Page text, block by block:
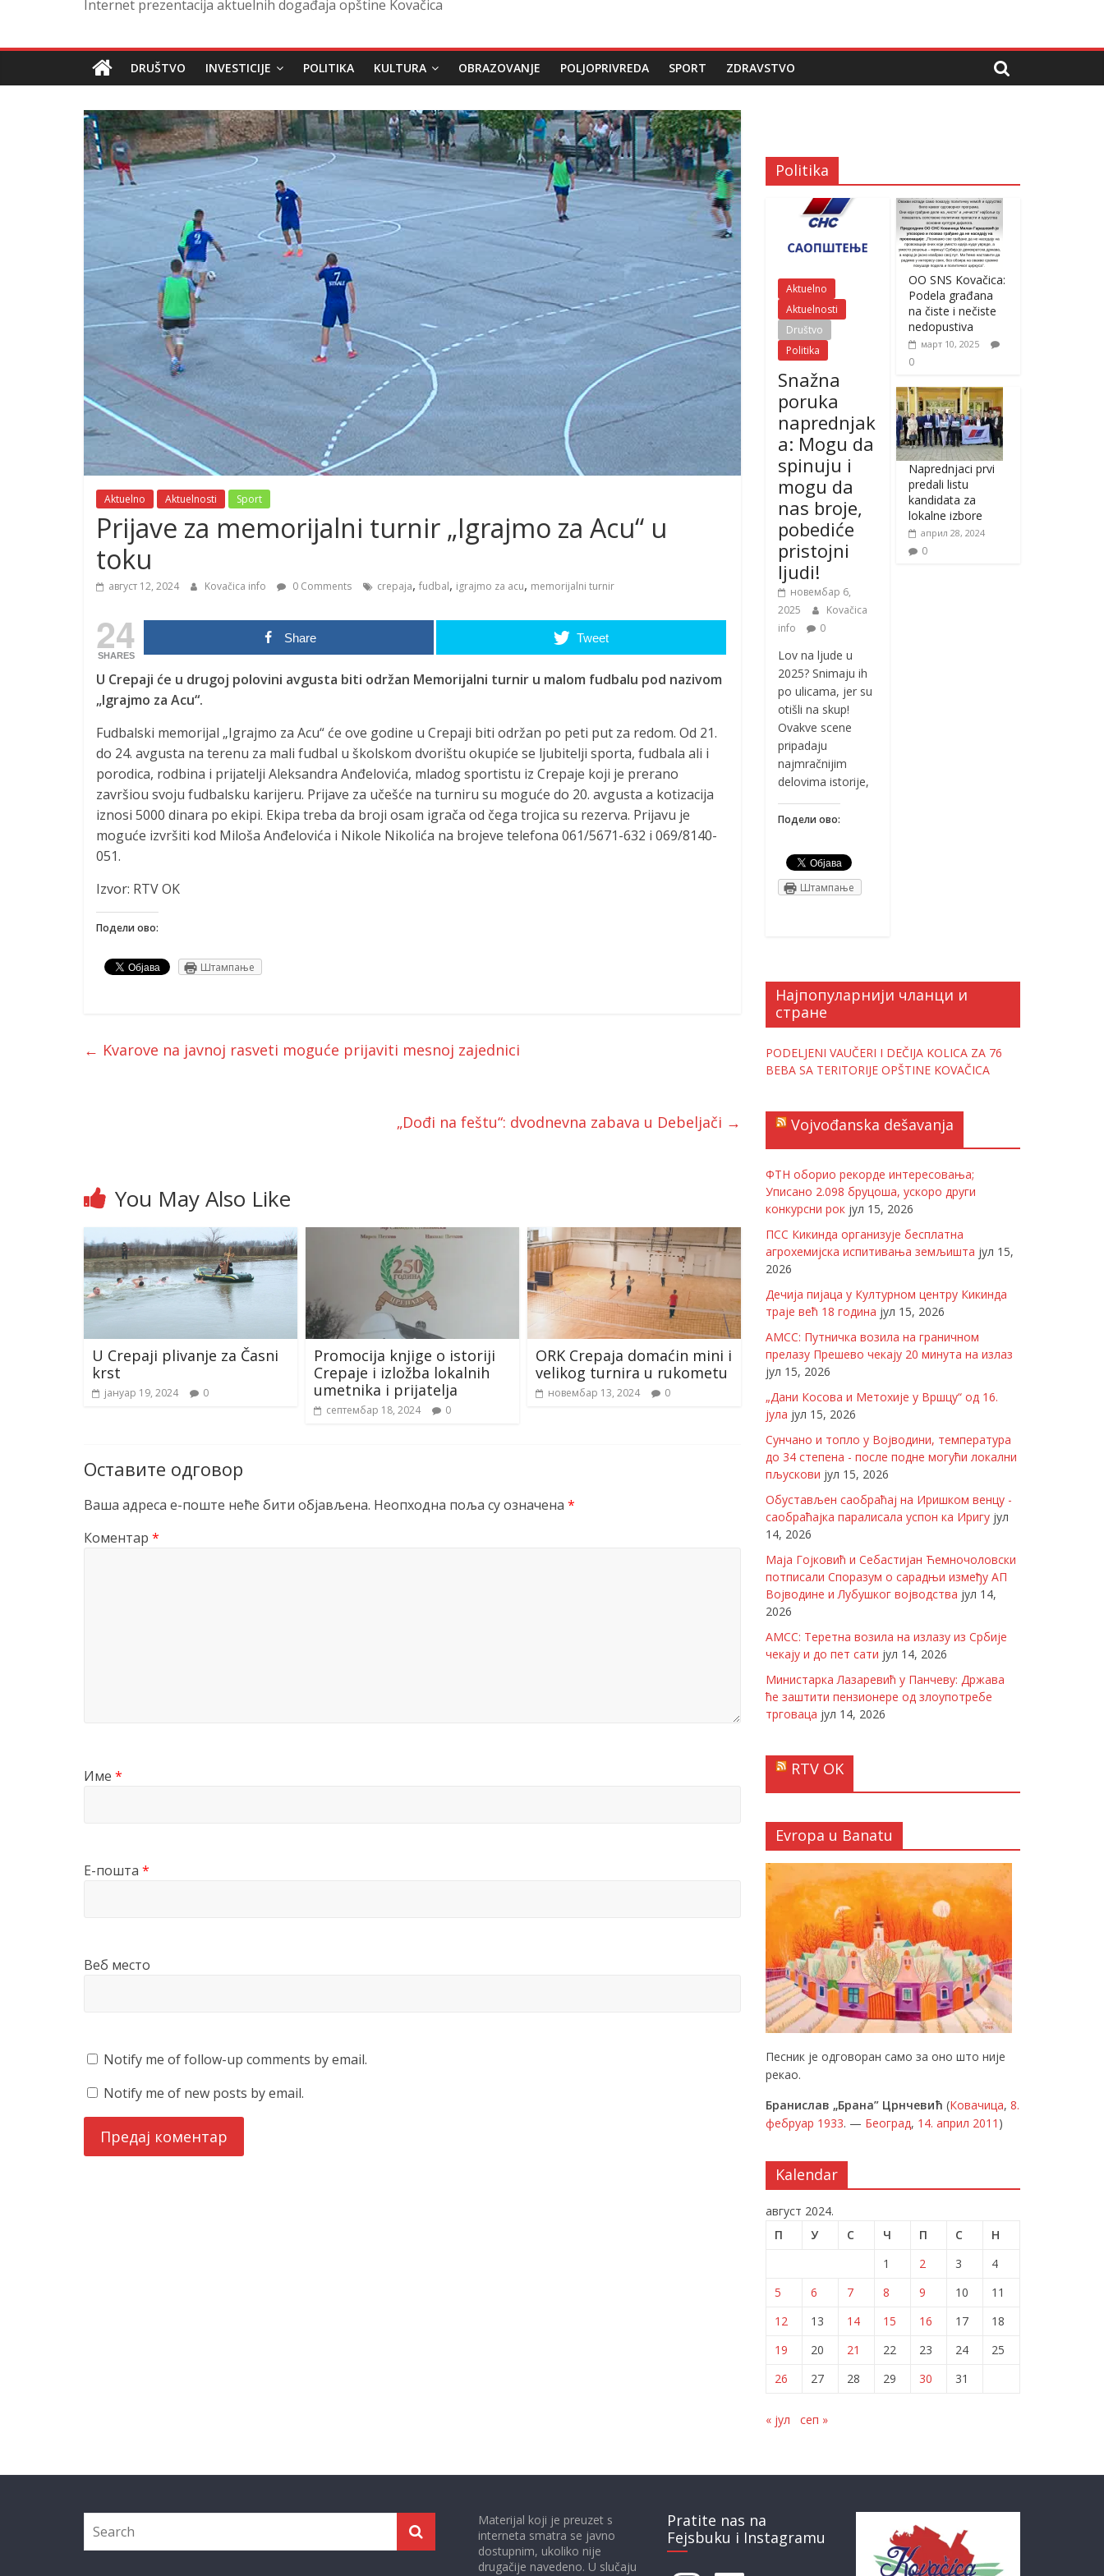
Internet prezentacija aktuelnih događaja opštine Kovačica
DRUŠTVO INVESTICIJE POLITIKA KULTURA OBRAZOVANJE POLJOPRIVREDA SPORT ZDRAVSTVO
Aktuelno Aktuelnosti Sport
Prijave za memorijalni turnir „Igrajmo za Acu“ u
toku
август 12, 2024 Kovačica info 0 Comments crepaja, fudbal, igrajmo za acu, memorijalni turnir
24
SHARES
Share Tweet
U Crepaji će u drugoj polovini avgusta biti održan Memorijalni turnir u malom fudbalu pod nazivom
„Igrajmo za Acu“.
Fudbalski memorijal „Igrajmo za Acu“ će ove godine u Crepaji biti održan po peti put za redom. Od 21.
do 24. avgusta na terenu za mali fudbal u školskom dvorištu okupiće se ljubitelji sporta, fudbala ali i
porodica, rodbina i prijatelji Aleksandra Anđelovića, mladog sportistu iz Crepaje koji je prerano
završiou svoju fudbalsku karijeru. Prijave za učešće na turniru su moguće do 20. avgusta a kotizacija
iznosi 5000 dinara po ekipi. Ekipa treba da broji osam igrača od čega trojica su rezerva. Prijavu je
moguće izvršiti kod Miloša Anđelovića i Nikole Nikolića na brojeve telefona 061/5671-632 i 069/8140-
051.
Izvor: RTV OK
Подели ово:
Штампање
← Kvarove na javnoj rasveti moguće prijaviti mesnoj zajednici
„Dođi na feštu“: dvodnevna zabava u Debeljači →
You May Also Like
U Crepaji plivanje za Časni
krst
јануар 19, 2024 0
Promocija knjige o istoriji
Crepaje i izložba lokalnih
umetnika i prijatelja
септембар 18, 2024 0
ORK Crepaja domaćin mini i
velikog turnira u rukometu
новембар 13, 2024 0
Оставите одговор
Ваша адреса е-поште неће бити објављена. Неопходна поља су означена *
Коментар *
Име *
Е-пошта *
Веб место
Notify me of follow-up comments by email.
Notify me of new posts by email.
Politika
Aktuelno
Aktuelnosti
Društvo
Politika
Snažna
poruka
naprednjak
a: Mogu da
spinuju i
mogu da
nas broje,
pobediće
pristojni
ljudi!
новембар 6,
2025
Kovačica
info
0
Lov na ljude u
2025? Snimaju ih
po ulicama, jer su
otišli na skup!
Ovakve scene
pripadaju
najmračnijim
delovima istorije,
Подели ово:
Штампање
OO SNS Kovačica:
Podela građana
na čiste i nečiste
nedopustiva
март 10, 2025
0
Naprednjaci prvi
predali listu
kandidata za
lokalne izbore
април 28, 2024
0
Најпопуларнији чланци и
стране
PODELJENI VAUČERI I DEČIJA KOLICA ZA 76
BEBA SA TERITORIJE OPŠTINE KOVAČICA
Vojvođanska dešavanja
ФТН оборио рекорде интересовања;
Уписано 2.098 бруцоша, ускоро други
конкурсни рок јул 15, 2026
ПСС Кикинда организује бесплатна
агрохемијска испитивања земљишта јул 15,
2026
Дечија пијаца у Културном центру Кикинда
траје већ 18 година јул 15, 2026
АМСС: Путничка возила на граничном
прелазу Прешево чекају 20 минута на излаз
јул 15, 2026
„Дани Косова и Метохије у Вршцу“ од 16.
јула јул 15, 2026
Сунчано и топло у Војводини, температура
до 34 степена - после подне могући локални
пљускови јул 15, 2026
Обустављен саобраћај на Иришком венцу -
саобраћајка паралисала успон ка Иригу јул
14, 2026
Маја Гојковић и Себастијан Ћемночоловски
потписали Споразум о сарадњи између АП
Војводине и Лубушког војводства јул 14,
2026
АМСС: Теретна возила на излазу из Србије
чекају и до пет сати јул 14, 2026
Министарка Лазаревић у Панчеву: Држава
ће заштити пензионере од злоупотребе
трговаца јул 14, 2026
RTV OK
Evropa u Banatu
Песник је одговоран само за оно што није
рекао.
Бранислав „Брана” Црнчевић (Ковачица, 8.
фебруар 1933. — Београд, 14. април 2011 )
Kalendar
август 2024.
П
У С Ч П С
Н
1
2 3
4
5
6 7 8 9 10
11
12
13 14 15 16 17
18
19
20 21 22 23 24
25
26
27 28 29 30 31
« јул сеп »
Materijal koji je preuzet s
interneta smatra se javno
dostupnim, ukoliko nije
drugačije navedeno. U slučaju
Pratite nas na
Fejsbuku i Instagramu